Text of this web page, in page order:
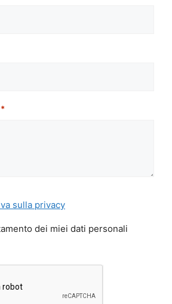
*
sulla privacy
dei miei dati personali